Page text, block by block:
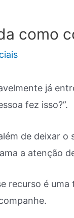
como
já
fez isso?”.
de deixar
a atenção
recurso é